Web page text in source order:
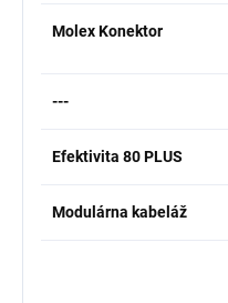
Molex Konektor
---
Efektivita 80 PLUS
Modulárna kabeláž